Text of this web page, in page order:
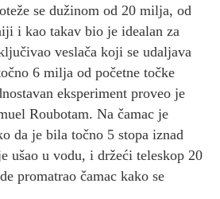
se dužinom od 20 milja, od
i kao takav bio je idealan za
veslača koji se udaljava
6 milja od početne točke
eksperiment proveo je
Roubotam. Na čamac je
da je bila točno 5 stopa iznad
ušao u vodu, i držeći teleskop 20
promatrao čamac kako se